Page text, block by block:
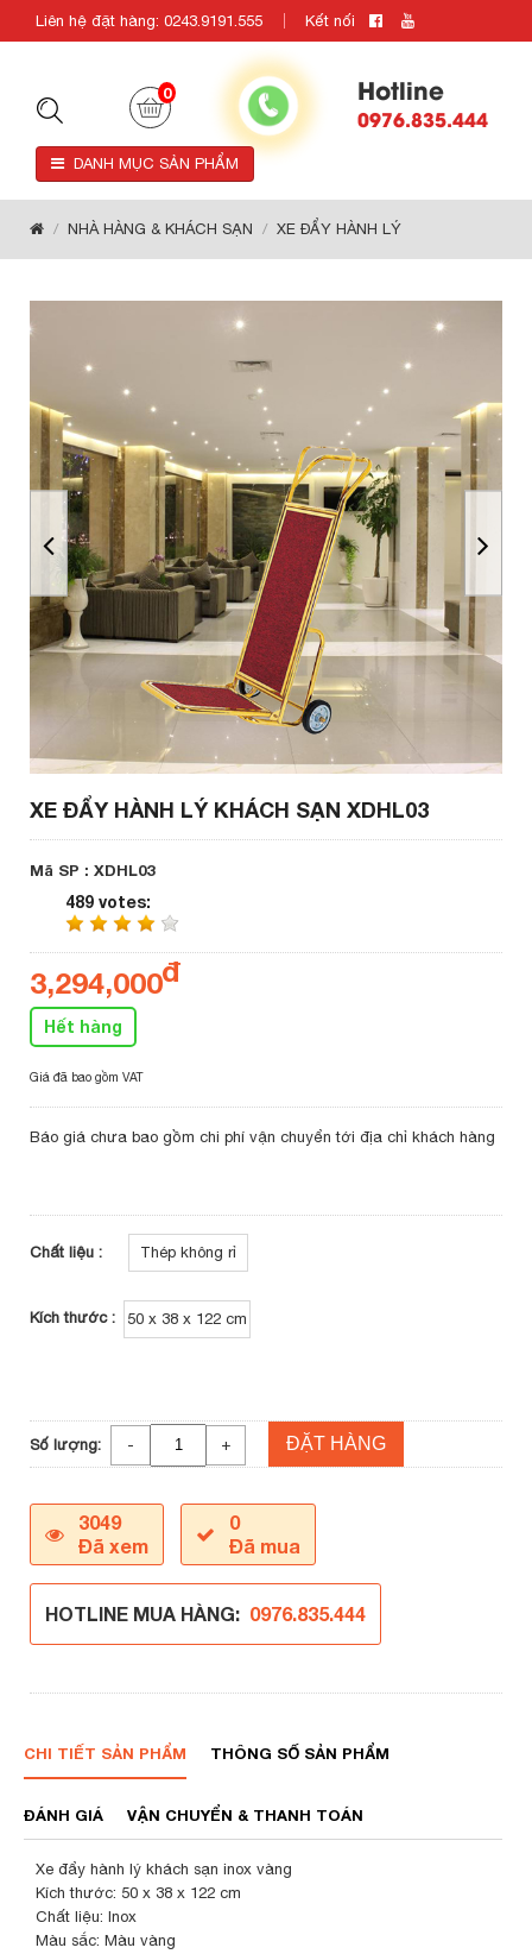
Liên hệ đặt hàng: 0243.9191.555 Kết nối
0 Hotline
0976.835.444
DANH MỤC SẢN PHẨM
NHÀ HÀNG & KHÁCH SẠN XE ĐẨY HÀNH LÝ
XE ĐẨY HÀNH LÝ KHÁCH SẠN XDHL03
Mã SP : XDHL03
489 votes:
3,294,000
Hết hàng
Giá đã bao gồm VAT
Báo giá chưa bao gồm chi phí vận chuyển tới địa chỉ khách hàng
Chất liệu : Thép không rỉ
Kích thước : 50 x 38 x 122 cm
Số lượng: - + ĐẶT HÀNG
3049
Đã xem
0
Đã mua
HOTLINE MUA HÀNG: 0976.835.444
CHI TIẾT SẢN PHẨM THÔNG SỐ SẢN PHẨM
ĐÁNH GIÁ VẬN CHUYỂN & THANH TOÁN
Xe đẩy hành lý khách sạn inox vàng
Kích thước: 50 x 38 x 122 cm
Chất liệu: Inox
Màu sắc: Màu vàng